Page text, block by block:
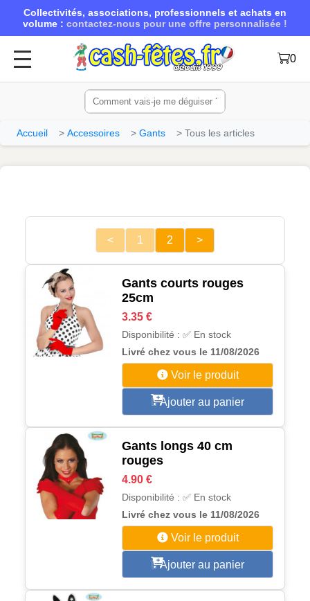
Collectivités, associations, professionnels et achats en
volume : contactez-nous pour une offre personnalisée !
0
Accueil Accessoires Gants Tous les articles
< 1 2 >
Gants courts rouges
25cm
3.35 €
Disponibilité : ✅ En stock
Livré chez vous le 11/08/2026
Voir le produit
Ajouter au panier
Gants longs 40 cm
rouges
4.90 €
Disponibilité : ✅ En stock
Livré chez vous le 11/08/2026
Voir le produit
Ajouter au panier